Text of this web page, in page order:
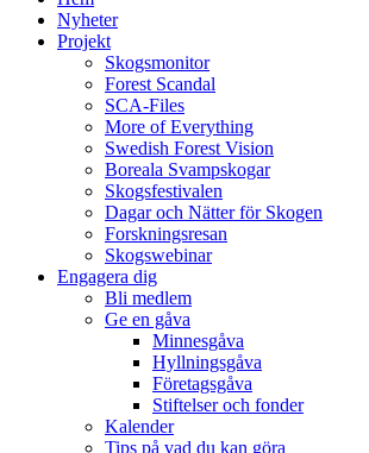
Nyheter
Projekt
Skogsmonitor
Forest Scandal
SCA-Files
More of Everything
Swedish Forest Vision
Boreala Svampskogar
Skogsfestivalen
Dagar och Nätter för Skogen
Forskningsresan
Skogswebinar
Engagera dig
Bli medlem
Ge en gåva
Minnesgåva
Hyllningsgåva
Företagsgåva
Stiftelser och fonder
Kalender
Tips på vad du kan göra